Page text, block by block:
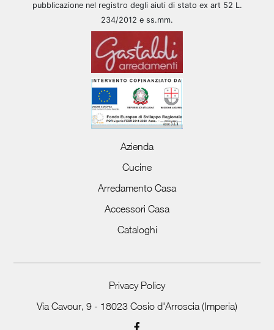
pubblicazione nel registro degli aiuti di stato ex art 52 L.
234/2012 e ss.mm.
Azienda
Cucine
Arredamento Casa
Accessori Casa
Cataloghi
Privacy Policy
Via Cavour, 9 - 18023 Cosio d'Arroscia (Imperia)